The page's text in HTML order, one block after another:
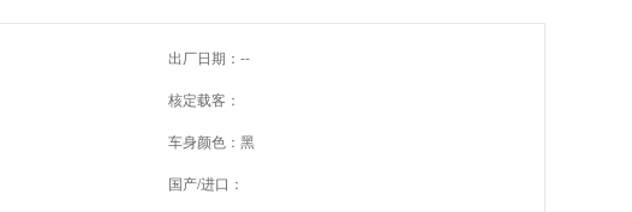
出厂日期：--
核定载客：
车身颜色：黑
国产/进口：